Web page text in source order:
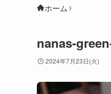
ホーム
nanas-
2024年7月23日(火)